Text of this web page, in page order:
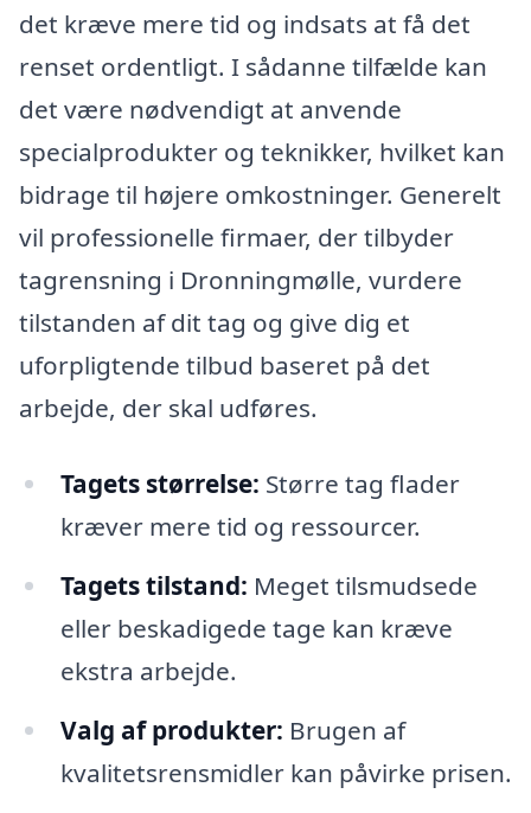
det kræve mere tid og indsats at få det
renset ordentligt. I sådanne tilfælde kan
det være nødvendigt at anvende
specialprodukter og teknikker, hvilket kan
bidrage til højere omkostninger. Generelt
vil professionelle firmaer, der tilbyder
tagrensning i Dronningmølle, vurdere
tilstanden af dit tag og give dig et
uforpligtende tilbud baseret på det
arbejde, der skal udføres.
Tagets størrelse: Større tag flader
kræver mere tid og ressourcer.
Tagets tilstand: Meget tilsmudsede
eller beskadigede tage kan kræve
ekstra arbejde.
Valg af produkter: Brugen af
kvalitetsrensmidler kan påvirke prisen.